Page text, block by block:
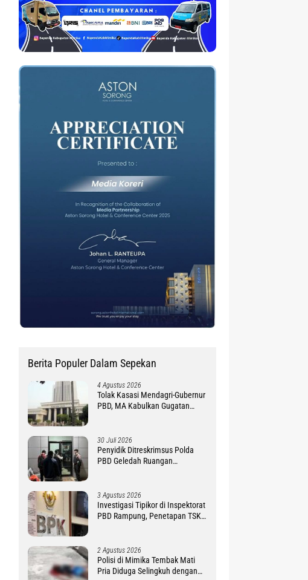
Berita Populer Dalam Sepekan
4 Agustus 2026
Tolak Kasasi Mendagri-Gubernur
PBD, MA Kabulkan Gugatan
30 Juli 2026
Penyidik Ditreskrimsus Polda
PBD Geledah Ruangan
3 Agustus 2026
Investigasi Tipikor di Inspektorat
PBD Rampung, Penetapan TSK
2 Agustus 2026
Polisi di Mimika Tembak Mati
Pria Diduga Selingkuh dengan